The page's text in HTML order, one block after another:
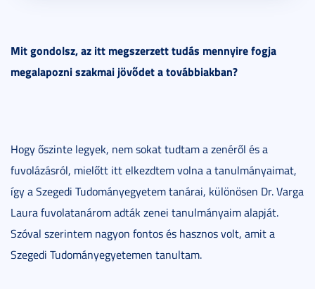
Mit gondolsz, az itt megszerzett tudás mennyire fogja
megalapozni szakmai jövődet a továbbiakban?
Hogy őszinte legyek, nem sokat tudtam a zenéről és a
fuvolázásról, mielőtt itt elkezdtem volna a tanulmányaimat,
így a Szegedi Tudományegyetem tanárai, különösen Dr. Varga
Laura fuvolatanárom adták zenei tanulmányaim alapját.
Szóval szerintem nagyon fontos és hasznos volt, amit a
Szegedi Tudományegyetemen tanultam.